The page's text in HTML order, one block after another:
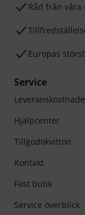
Råd från våra
Europas
Service
Hjälpcenter
Tillgodokvitton
Kontakt
Fast butik
Service överblick